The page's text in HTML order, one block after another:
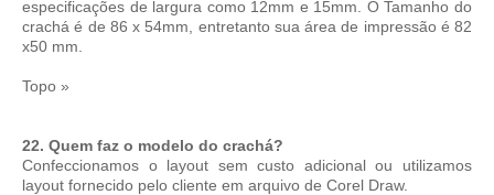
especificações de largura como 12mm e 15mm. O Tamanho do
crachá é de 86 x 54mm, entretanto sua área de impressão é 82
x50 mm.
Topo »
22. Quem faz o modelo do crachá?
Confeccionamos o layout sem custo adicional ou utilizamos
layout fornecido pelo cliente em arquivo de Corel Draw.